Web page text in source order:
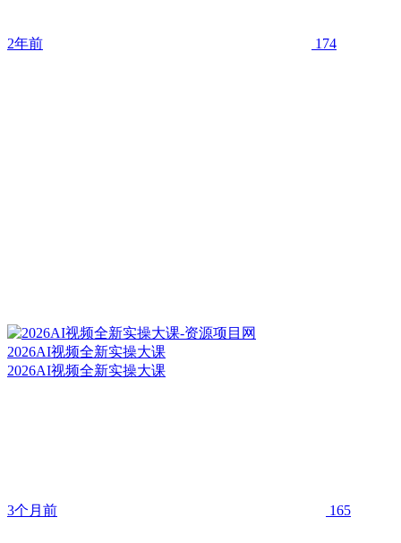
2年前 174
2026AI视频全新实操大课
2026AI视频全新实操大课
3个月前 165